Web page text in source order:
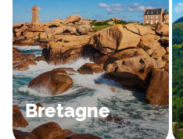
Bretagne